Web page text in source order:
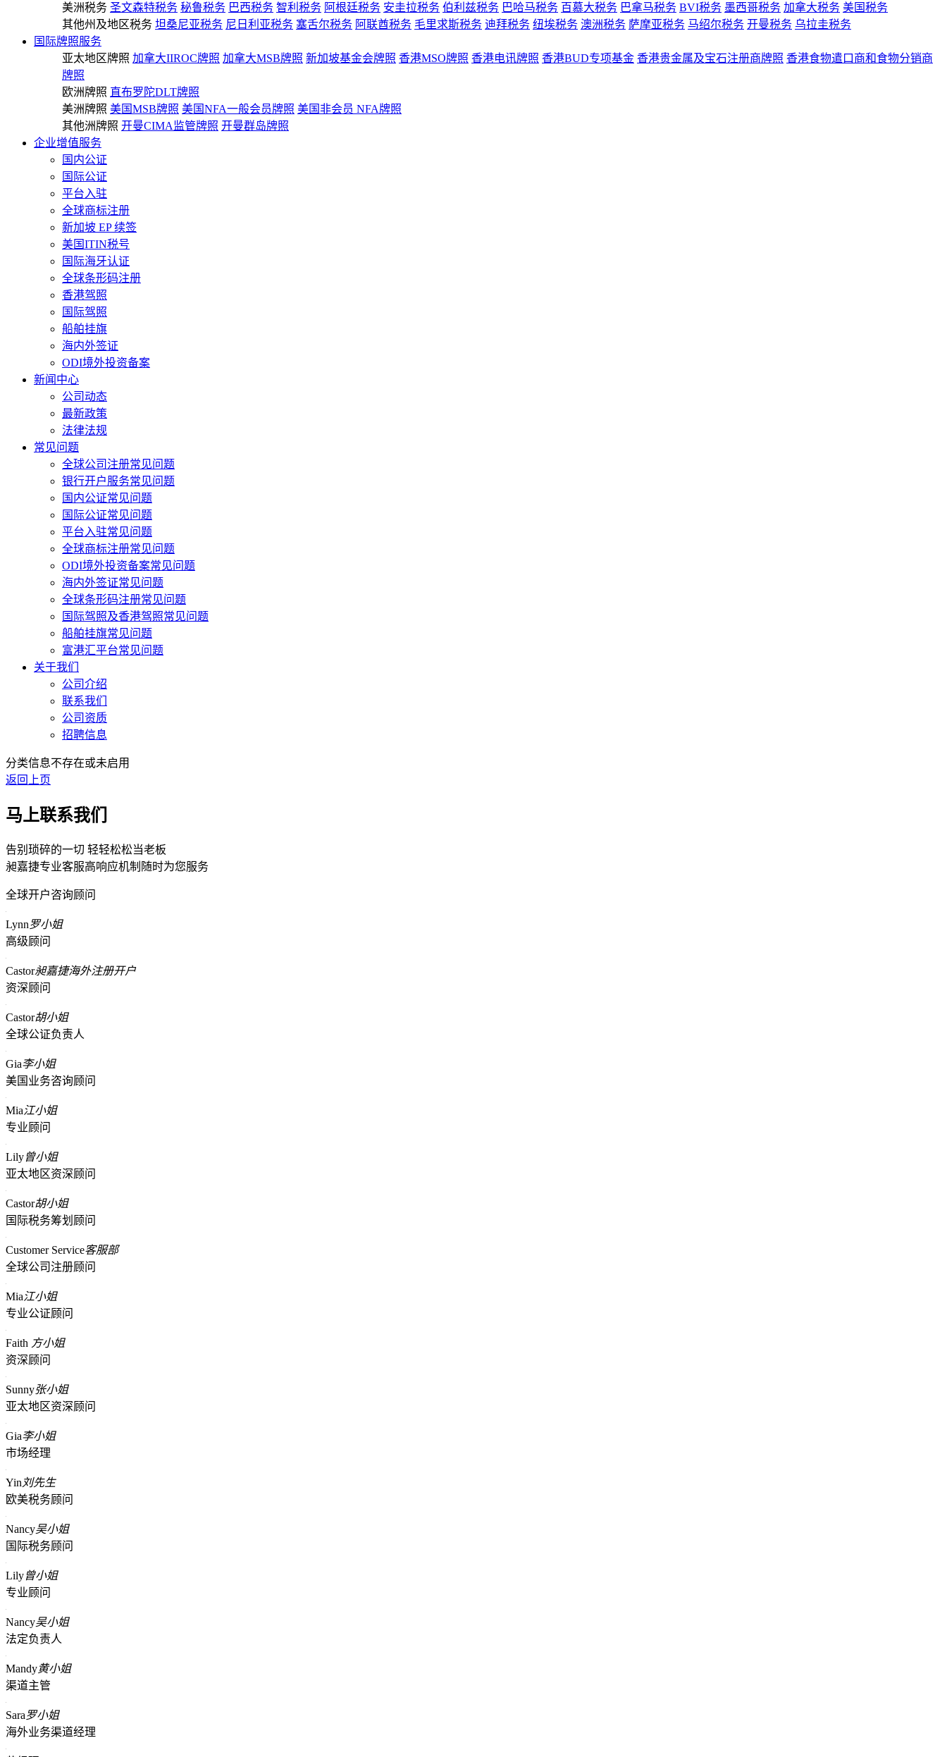
美洲税务 圣文森特税务 秘鲁税务 巴西税务 智利税务 阿根廷税务 安圭拉税务 伯利兹税务 巴哈马税务 百慕大税务 巴拿马税务 BVI税务 墨西哥税务 加拿大税务 美国税务
其他州及地区税务 坦桑尼亚税务 尼日利亚税务 塞舌尔税务 阿联酋税务 毛里求斯税务 迪拜税务 纽埃税务 澳洲税务 萨摩亚税务 马绍尔税务 开曼税务 乌拉圭税务
国际牌照服务
亚太地区牌照 加拿大IIROC牌照 加拿大MSB牌照 新加坡基金会牌照 香港MSO牌照 香港电讯牌照 香港BUD专项基金 香港贵金属及宝石注册商牌照 香港食物遣口商和食物分销商
牌照
欧洲牌照 直布罗陀DLT牌照
美洲牌照 美国MSB牌照 美国NFA一般会员牌照 美国非会员 NFA牌照
其他洲牌照 开曼CIMA监管牌照 开曼群岛牌照
企业增值服务
国内公证
国际公证
平台入驻
全球商标注册
新加坡 EP 续签
美国ITIN税号
国际海牙认证
全球条形码注册
香港驾照
国际驾照
船舶挂旗
海内外签证
ODI境外投资备案
新闻中心
公司动态
最新政策
法律法规
常见问题
全球公司注册常见问题
银行开户服务常见问题
国内公证常见问题
国际公证常见问题
平台入驻常见问题
全球商标注册常见问题
ODI境外投资备案常见问题
海内外签证常见问题
全球条形码注册常见问题
国际驾照及香港驾照常见问题
船舶挂旗常见问题
富港汇平台常见问题
关于我们
公司介绍
联系我们
公司资质
招聘信息
分类信息不存在或未启用
返回上页
马上联系我们
告别琐碎的一切 轻轻松松当老板
昶嘉捷专业客服高响应机制随时为您服务
全球开户咨询顾问
Lynn罗小姐
高级顾问
Castor昶嘉捷海外注册开户
资深顾问
Castor胡小姐
全球公证负责人
Gia李小姐
美国业务咨询顾问
Mia江小姐
专业顾问
Lily曾小姐
亚太地区资深顾问
Castor胡小姐
国际税务筹划顾问
Customer Service客服部
全球公司注册顾问
Mia江小姐
专业公证顾问
Faith 方小姐
资深顾问
Sunny张小姐
亚太地区资深顾问
Gia李小姐
市场经理
Yin 刘先生
欧美税务顾问
Nancy吴小姐
国际税务顾问
Lily曾小姐
专业顾问
Nancy吴小姐
法定负责人
Mandy黄小姐
渠道主管
Sara罗小姐
海外业务渠道经理